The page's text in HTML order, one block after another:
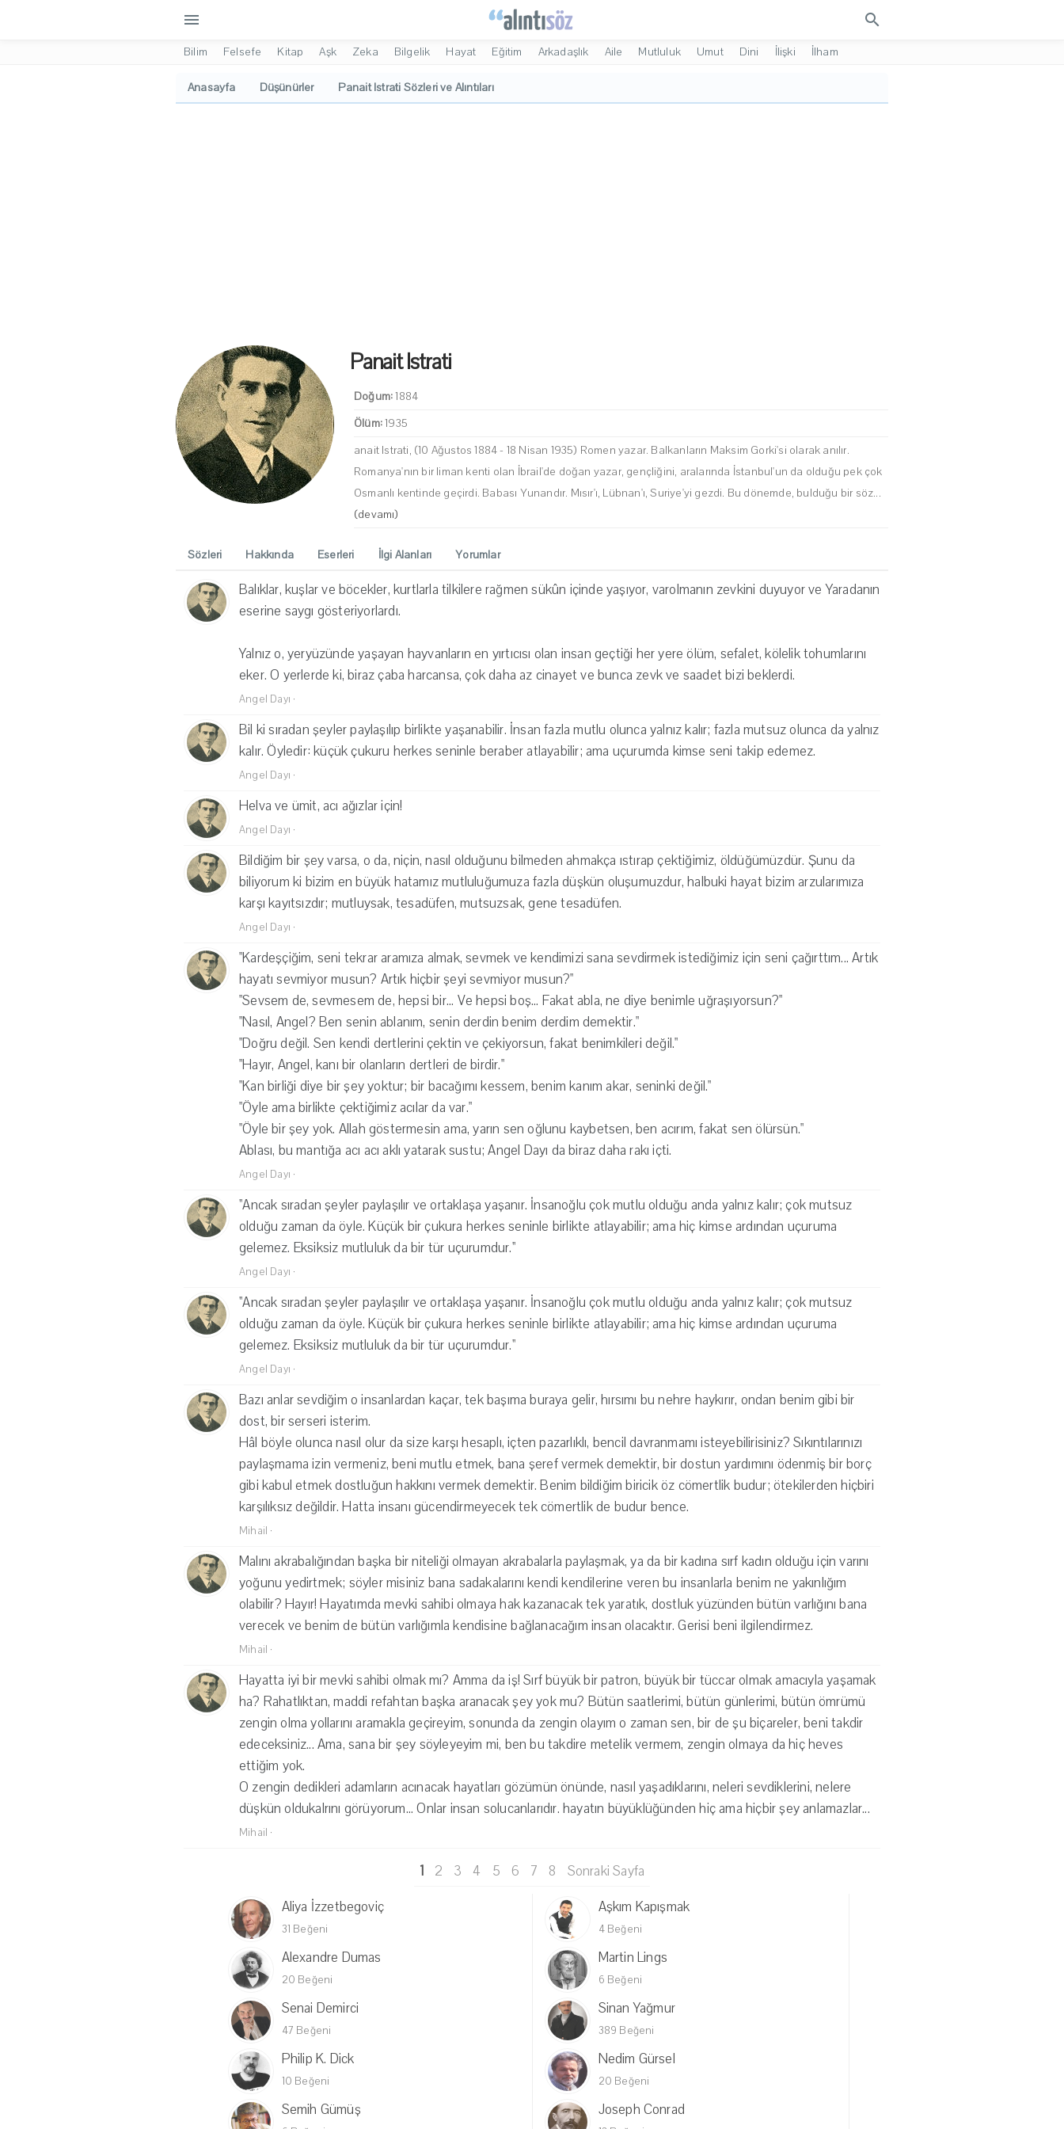
menu search
Bilim Felsefe Kitap Aşk Zeka Bilgelik Hayat Eğitim Arkadaşlık Aile Mutluluk Umut Dini İlişki İlham
Anasayfa Düşünürler Panait Istrati Sözleri ve Alıntıları
Panait Istrati
Doğum:1884
Ölüm:1935
anait Istrati, (10 Ağustos 1884 - 18 Nisan 1935) Romen yazar. Balkanların Maksim Gorki'si olarak anılır.
Romanya'nın bir liman kenti olan İbrail'de doğan yazar, gençliğini, aralarında İstanbul'un da olduğu pek çok
Osmanlı kentinde geçirdi. Babası Yunandır. Mısır'ı, Lübnan'ı, Suriye'yi gezdi. Bu dönemde, bulduğu bir söz...
(devamı)
Sözleri Hakkında Eserleri İlgi Alanları Yorumlar
Balıklar, kuşlar ve böcekler, kurtlarla tilkilere rağmen sükûn içinde yaşıyor, varolmanın zevkini duyuyor ve Yaradanın
eserine saygı gösteriyorlardı.
Yalnız o, yeryüzünde yaşayan hayvanların en yırtıcısı olan insan geçtiği her yere ölüm, sefalet, kölelik tohumlarını
eker. O yerlerde ki, biraz çaba harcansa, çok daha az cinayet ve bunca zevk ve saadet bizi beklerdi.
Angel Dayı ·
Bil ki sıradan şeyler paylaşılıp birlikte yaşanabilir. İnsan fazla mutlu olunca yalnız kalır; fazla mutsuz olunca da yalnız
kalır. Öyledir: küçük çukuru herkes seninle beraber atlayabilir; ama uçurumda kimse seni takip edemez.
Angel Dayı ·
Helva ve ümit, acı ağızlar için!
Angel Dayı ·
Bildiğim bir şey varsa, o da, niçin, nasıl olduğunu bilmeden ahmakça ıstırap çektiğimiz, öldüğümüzdür. Şunu da
biliyorum ki bizim en büyük hatamız mutluluğumuza fazla düşkün oluşumuzdur, halbuki hayat bizim arzularımıza
karşı kayıtsızdır; mutluysak, tesadüfen, mutsuzsak, gene tesadüfen.
Angel Dayı ·
"Kardeşçiğim, seni tekrar aramıza almak, sevmek ve kendimizi sana sevdirmek istediğimiz için seni çağırttım... Artık
hayatı sevmiyor musun? Artık hiçbir şeyi sevmiyor musun?"
"Sevsem de, sevmesem de, hepsi bir... Ve hepsi boş... Fakat abla, ne diye benimle uğraşıyorsun?"
"Nasıl, Angel? Ben senin ablanım, senin derdin benim derdim demektir."
"Doğru değil. Sen kendi dertlerini çektin ve çekiyorsun, fakat benimkileri değil."
"Hayır, Angel, kanı bir olanların dertleri de birdir."
"Kan birliği diye bir şey yoktur; bir bacağımı kessem, benim kanım akar, seninki değil."
"Öyle ama birlikte çektiğimiz acılar da var."
"Öyle bir şey yok. Allah göstermesin ama, yarın sen oğlunu kaybetsen, ben acırım, fakat sen ölürsün."
Ablası, bu mantığa acı acı aklı yatarak sustu; Angel Dayı da biraz daha rakı içti.
Angel Dayı ·
''Ancak sıradan şeyler paylaşılır ve ortaklaşa yaşanır. İnsanoğlu çok mutlu olduğu anda yalnız kalır; çok mutsuz
olduğu zaman da öyle. Küçük bir çukura herkes seninle birlikte atlayabilir; ama hiç kimse ardından uçuruma
gelemez. Eksiksiz mutluluk da bir tür uçurumdur.''
Angel Dayı ·
''Ancak sıradan şeyler paylaşılır ve ortaklaşa yaşanır. İnsanoğlu çok mutlu olduğu anda yalnız kalır; çok mutsuz
olduğu zaman da öyle. Küçük bir çukura herkes seninle birlikte atlayabilir; ama hiç kimse ardından uçuruma
gelemez. Eksiksiz mutluluk da bir tür uçurumdur.''
Angel Dayı ·
Bazı anlar sevdiğim o insanlardan kaçar, tek başıma buraya gelir, hırsımı bu nehre haykırır, ondan benim gibi bir
dost, bir serseri isterim.
Hâl böyle olunca nasıl olur da size karşı hesaplı, içten pazarlıklı, bencil davranmamı isteyebilirisiniz? Sıkıntılarınızı
paylaşmama izin vermeniz, beni mutlu etmek, bana şeref vermek demektir, bir dostun yardımını ödenmiş bir borç
gibi kabul etmek dostluğun hakkını vermek demektir. Benim bildiğim biricik öz cömertlik budur; ötekilerden hiçbiri
karşılıksız değildir. Hatta insanı gücendirmeyecek tek cömertlik de budur bence.
Mihail ·
Malını akrabalığından başka bir niteliği olmayan akrabalarla paylaşmak, ya da bir kadına sırf kadın olduğu için varını
yoğunu yedirtmek; söyler misiniz bana sadakalarını kendi kendilerine veren bu insanlarla benim ne yakınlığım
olabilir? Hayır! Hayatımda mevki sahibi olmaya hak kazanacak tek yaratık, dostluk yüzünden bütün varlığını bana
verecek ve benim de bütün varlığımla kendisine bağlanacağım insan olacaktır. Gerisi beni ilgilendirmez.
Mihail ·
Hayatta iyi bir mevki sahibi olmak mı? Amma da iş! Sırf büyük bir patron, büyük bir tüccar olmak amacıyla yaşamak
ha? Rahatlıktan, maddi refahtan başka aranacak şey yok mu? Bütün saatlerimi, bütün günlerimi, bütün ömrümü
zengin olma yollarını aramakla geçireyim, sonunda da zengin olayım o zaman sen, bir de şu biçareler, beni takdir
edeceksiniz... Ama, sana bir şey söyleyeyim mi, ben bu takdire metelik vermem, zengin olmaya da hiç heves
ettiğim yok.
O zengin dedikleri adamların acınacak hayatları gözümün önünde, nasıl yaşadıklarını, neleri sevdiklerini, nelere
düşkün oldukalrını görüyorum... Onlar insan solucanlarıdır. hayatın büyüklüğünden hiç ama hiçbir şey anlamazlar...
Mihail ·
1 2 3 4 5 6 7 8
Sonraki Sayfa
Aliya İzzetbegoviç
31 Beğeni
Aşkım Kapışmak
4 Beğeni
Alexandre Dumas
20 Beğeni
Martin Lings
6 Beğeni
Senai Demirci
47 Beğeni
Sinan Yağmur
389 Beğeni
Philip K. Dick
10 Beğeni
Nedim Gürsel
20 Beğeni
Semih Gümüş Joseph Conrad